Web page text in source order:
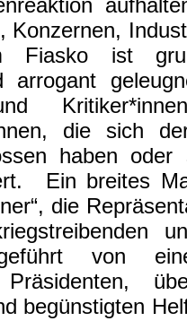
Konzernen,
Fiasko ist
arrogant
die sich
haben
Ein breites
die
von
Präsidenten,
begünstigten